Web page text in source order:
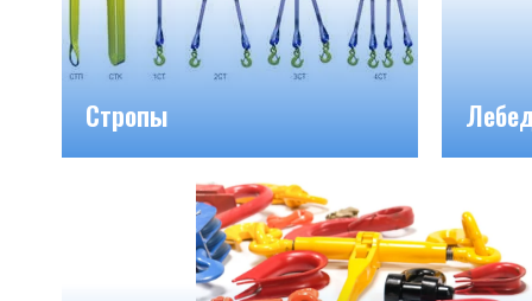
Стропы